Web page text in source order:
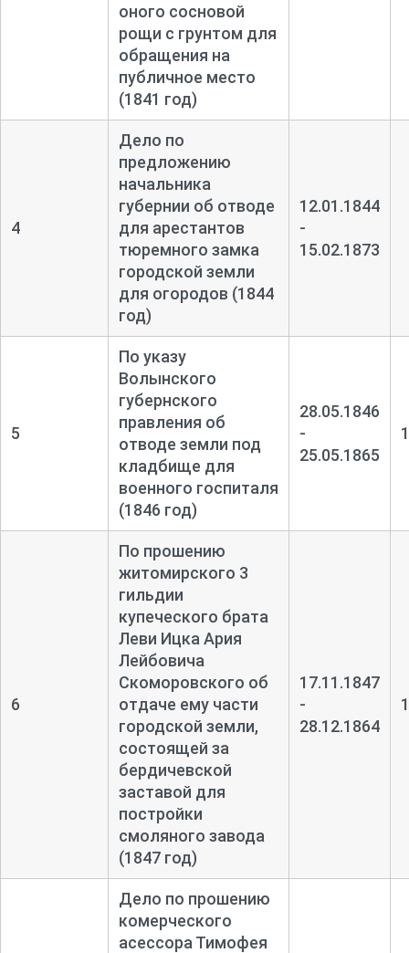
оного сосновой
рощи с грунтом для
обращения на
публичное место
(1841 год)
4
Дело по
предложению
начальника
губернии об отводе
для арестантов
тюремного замка
городской земли
для огородов (1844
год)
12.01.1844
-
15.02.1873
5
По указу
Волынского
губернского
правления об
отводе земли под
кладбище для
военного госпиталя
(1846 год)
28.05.1846
-
25.05.1865
6
По прошению
житомирского 3
гильдии
купеческого брата
Леви Ицка Ария
Лейбовича
Скоморовского об
отдаче ему части
городской земли,
состоящей за
бердичевской
заставой для
постройки
смоляного завода
(1847 год)
17.11.1847
-
28.12.1864
Дело по прошению
комерческого
асессора Тимофея